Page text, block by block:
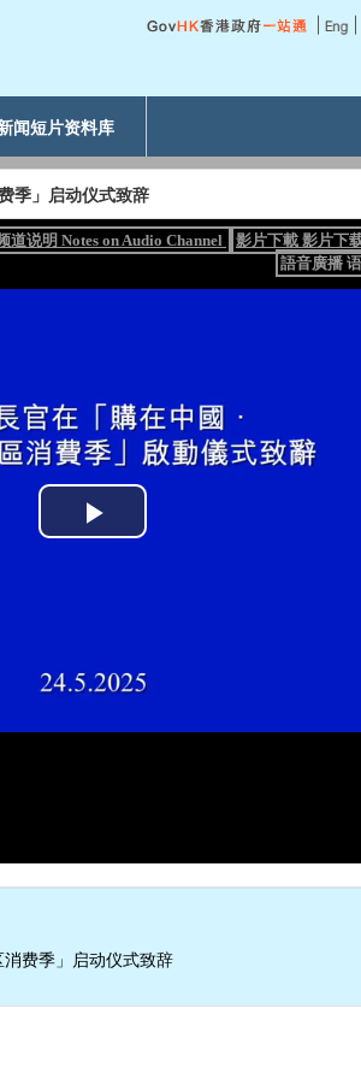
闻短片资料库
季」启动仪式致辞
费季」启动仪式致辞